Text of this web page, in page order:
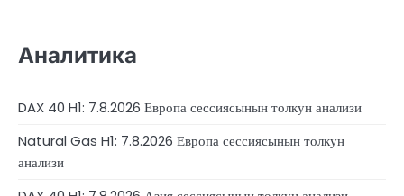
Аналитика
DAX 40 H1: 7.8.2026 Европа сессиясынын толкун анализи
Natural Gas H1: 7.8.2026 Европа сессиясынын толкун
анализи